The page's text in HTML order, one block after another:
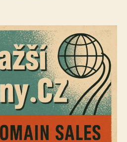
názvem
Nejdražší
domény
v
ČR
(aktualizováno
2025)